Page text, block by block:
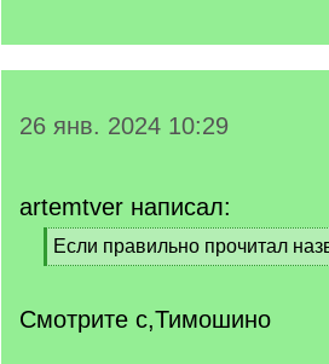
26 янв. 2024 10:29
artemtver написал:
[
q
Если правильно прочитал
[
q
]
Смотрите с,Тимошино